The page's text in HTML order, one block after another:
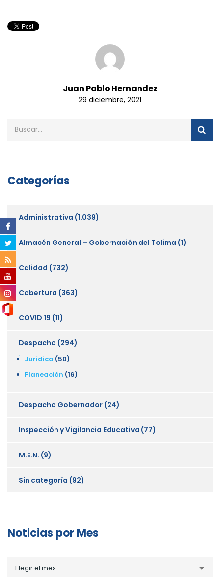
Juan Pablo Hernandez
29 diciembre, 2021
Categorías
Administrativa (1.039)
Almacén General – Gobernación del Tolima (1)
Calidad (732)
Cobertura (363)
COVID 19 (11)
Despacho (294)
Juridica (50)
Planeación (16)
Despacho Gobernador (24)
Inspección y Vigilancia Educativa (77)
M.E.N. (9)
Sin categoría (92)
Noticias por Mes
porElegir el mes